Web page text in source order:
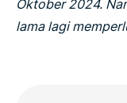
Oktober 2024.
lama lagi